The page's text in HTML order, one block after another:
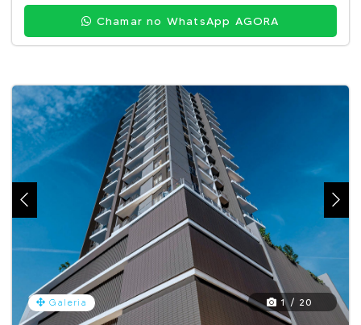
Chamar no WhatsApp AGORA
Galeria 1 / 20